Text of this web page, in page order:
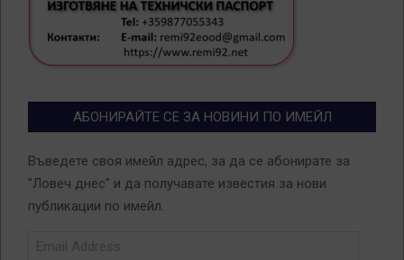
АБОНИРАЙТЕ СЕ ЗА НОВИНИ ПО ИМЕЙЛ
Въведете своя имейл адрес, за да се абонирате за
"Ловеч днес" и да получавате известия за нови
публикации по имейл.